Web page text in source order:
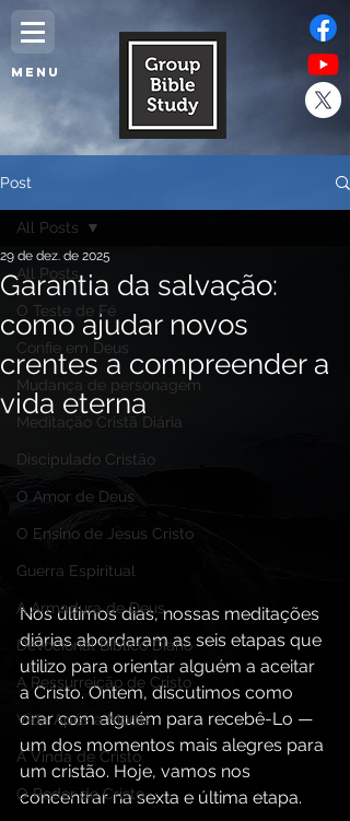
MENU
Post
All Posts
O Teste de Fé
Confie em Deus
Mudança de personagem
Meditação Cristã Diária
Discipulado Cristão
O Amor de Deus
O Ensino de Jesus Cristo
Guerra Espiritual
A Armadura de Deus,
Devocional Bíblico Diário
A Ressurreição de Cristo
Vida Após a Morte
A Vinda de Cristo
O Poder de Cristo
All Posts
Garantia da salvação:
como ajudar novos
crentes a compreender a
vida eterna
29 de dez. de 2025
Nos últimos dias, nossas meditações
diárias abordaram as seis etapas que
utilizo para orientar alguém a aceitar
a Cristo. Ontem, discutimos como
orar com alguém para recebê-Lo —
um dos momentos mais alegres para
um cristão. Hoje, vamos nos
concentrar na sexta e última etapa.